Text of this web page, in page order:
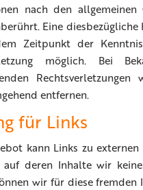
nach den allgemeinen
Eine
Zeitpunkt der
möglich. Bei
entfernen.
für Links
kann Links zu
auf deren Inhalte wir
wir für diese fremden